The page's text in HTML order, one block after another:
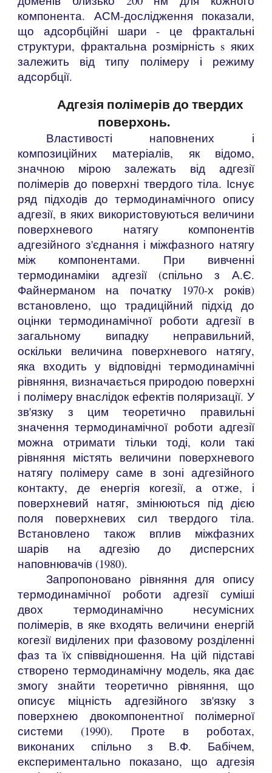
компонента. АСМ-дослідження показали,
що адсорбційні шари - це фрактальні
структури, фрактальна розмірність s яких
залежить від типу полімеру і режиму
адсорбції.
Адгезія полімерів до твердих
поверхонь.
Властивості наповнених і
композиційних матеріалів, як відомо,
значною мірою залежать від адгезії
полімерів до поверхні твердого тіла. Існує
ряд підходів до термодинамічного опису
адгезії, в яких використовуються величини
поверхневого натягу компонентів
адгезійного з'єднання і міжфазного натягу
між компонентами. При вивченні
термодинаміки адгезії (спільно з А.Є.
Файнерманом на початку 1970-х років)
встановлено, що традиційний підхід до
оцінки термодинамічної роботи адгезії в
загальному випадку неправильний,
оскільки величина поверхневого натягу,
яка входить у відповідні термодинамічні
рівняння, визначається природою поверхні
і полімеру внаслідок ефектів поляризації. У
зв'язку з цим теоретично правильні
значення термодинамічної роботи адгезії
можна отримати тільки тоді, коли такі
рівняння містять величини поверхневого
натягу полімеру саме в зоні адгезійного
контакту, де енергія когезії, а отже, і
поверхневий натяг, змінюються під дією
поля поверхневих сил твердого тіла.
Встановлено також вплив міжфазних
шарів на адгезію до дисперсних
наповнювачів (1980).
Запропоновано рівняння для опису
термодинамічної роботи адгезії суміші
двох термодинамічно несумісних
полімерів, в яке входять величини енергій
когезії виділених при фазовому розділенні
фаз та їх співвідношення. На цій підставі
створено термодинамічну модель, яка дає
змогу знайти теоретично рівняння, що
описує міцність адгезійного зв'язку з
поверхнею двокомпонентної полімерної
системи (1990). Проте в роботах,
виконаних спільно з В.Ф. Бабічем,
експериментально показано, що адгезія